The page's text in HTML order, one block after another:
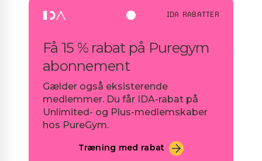
IDA RABATTER
Få 15 % rabat på Puregym
abonnement
Gælder også eksisterende
medlemmer. Du får IDA-rabat på
Unlimited- og Plus-medlemskaber
hos PureGym.
Træning med rabat